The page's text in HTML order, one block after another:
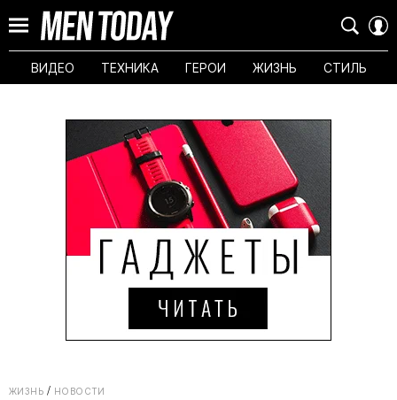
ВИДЕО ТЕХНИКА ГЕРОИ ЖИЗНЬ СТИЛЬ
ЖИЗНЬ
НОВОСТИ